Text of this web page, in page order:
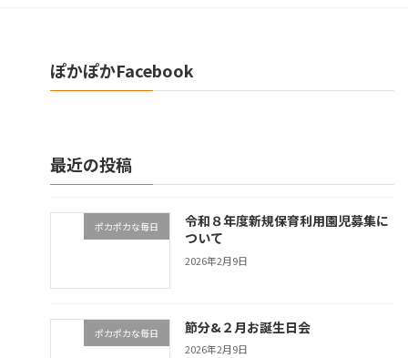
ぽかぽかFacebook
最近の投稿
ポカポカな毎日
令和８年度新規保育利用園児募集に
ついて
2026年2月9日
ポカポカな毎日 節分&２月お誕生日会
2026年2月9日